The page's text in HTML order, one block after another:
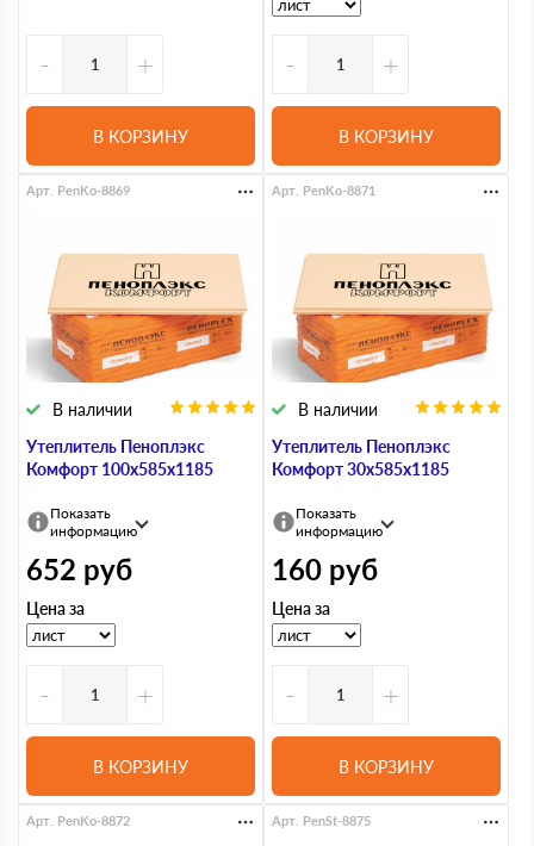
- +
В КОРЗИНУ
- +
В КОРЗИНУ
Утеплитель Пеноплэкс
Комфорт 100х585х1185
В наличии
Арт. PenKo-8869
Показать
информацию
652 руб
Цена за
- +
В КОРЗИНУ
Утеплитель Пеноплэкс
Комфорт 30х585х1185
В наличии
Арт. PenKo-8871
Показать
информацию
160 руб
Цена за
- +
В КОРЗИНУ
Арт. PenKo-8872 Арт. PenSt-8875